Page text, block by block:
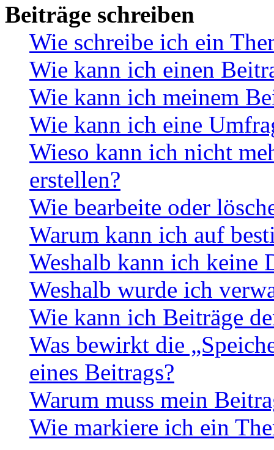
Beiträge schreiben
Wie schreibe ich ein
Wie kann ich einen
Wie kann ich meinem
Wie kann ich eine
Wieso kann ich nicht
erstellen?
Wie bearbeite oder
Warum kann ich auf
Weshalb kann ich keine
Weshalb wurde ich
Wie kann ich Beiträge
Was bewirkt die
eines Beitrags?
Warum muss mein
Wie markiere ich ein